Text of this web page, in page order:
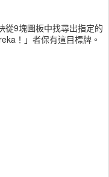
從9塊圖板中找尋出指定的
！」者保有這目標牌。